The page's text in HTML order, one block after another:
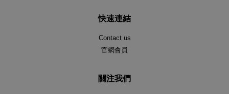
快速連結
Contact us
官網會員
關注我們